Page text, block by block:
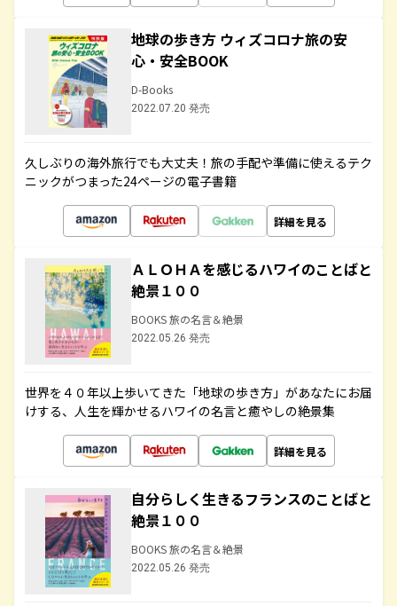
地球の歩き方 ウィズコロナ旅の安
心・安全BOOK
D-Books
2022.07.20 発売
久しぶりの海外旅行でも大丈夫！旅の手配や準備に使えるテク
ニックがつまった24ページの電子書籍
詳細を見る
ＡＬＯＨＡを感じるハワイのことばと
絶景１００
BOOKS 旅の名言＆絶景
2022.05.26 発売
世界を４０年以上歩いてきた「地球の歩き方」があなたにお届
けする、人生を輝かせるハワイの名言と癒やしの絶景集
詳細を見る
自分らしく生きるフランスのことばと
絶景１００
BOOKS 旅の名言＆絶景
2022.05.26 発売